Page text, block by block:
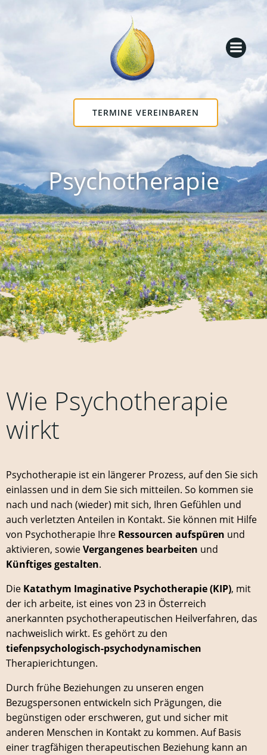
Zum
Inhalt
springen
TERMINE VEREINBAREN
Psychotherapie
Wie Psychotherapie
wirkt
Psychotherapie ist ein längerer Prozess, auf den Sie sich
einlassen und in dem Sie sich mitteilen. So kommen sie
nach und nach (wieder) mit sich, Ihren Gefühlen und
auch verletzten Anteilen in Kontakt. Sie können mit Hilfe
von Psychotherapie Ihre Ressourcen aufspüren und
aktivieren, sowieVergangenes bearbeiten und
Künftiges gestalten.
Die Katathym Imaginative Psychotherapie (KIP), mit
der ich arbeite, ist eines von 23 in Österreich
anerkannten psychotherapeutischen Heilverfahren, das
nachweislich wirkt. Es gehört zu den
tiefenpsychologisch-psychodynamischen
Therapierichtungen.
Durch frühe Beziehungen zu unseren engen
Bezugspersonen entwickeln sich Prägungen, die
begünstigen oder erschweren, gut und sicher mit
anderen Menschen in Kontakt zu kommen. Auf Basis
einer tragfähigen therapeutischen Beziehung kann an